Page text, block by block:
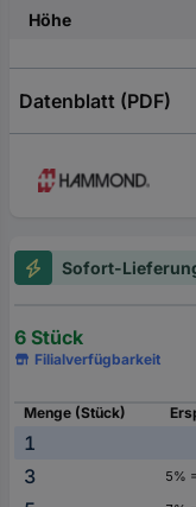
Höhe
Datenblatt (PDF)
Sofort-
6 Stück
Filialverfügbarkeit
Menge (Stück)
1
3
5%